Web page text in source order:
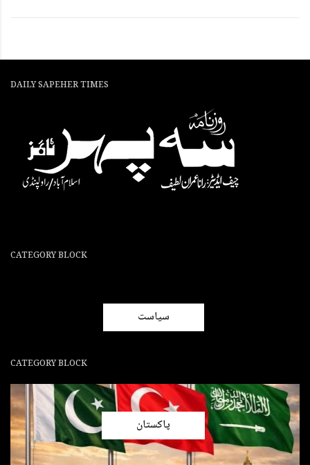
DAILY SAPEHER TIMES
CATEGORY BLOCK
سیاست
CATEGORY BLOCK
پاکستان